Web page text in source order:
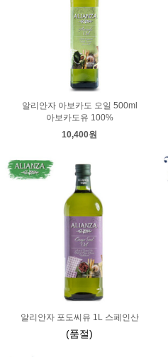
알리안자 아보카도 오일 500ml
아보카도유 100%
10,400원
알리안자 포도씨유 1L 스페인산
(품절)